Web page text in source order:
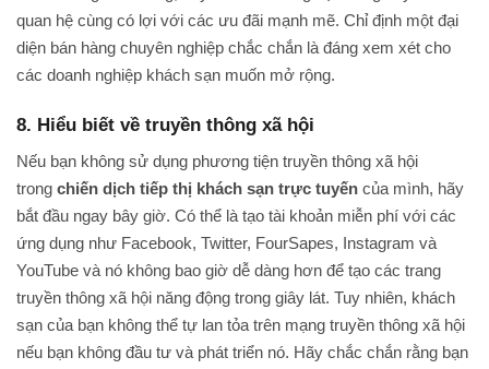
quan hệ cùng có lợi với các ưu đãi mạnh mẽ. Chỉ định một đại
diện bán hàng chuyên nghiệp chắc chắn là đáng xem xét cho
các doanh nghiệp khách sạn muốn mở rộng.
8. Hiểu biết về truyền thông xã hội
Nếu bạn không sử dụng phương tiện truyền thông xã hội
trong chiến dịch tiếp thị khách sạn trực tuyến của mình, hãy
bắt đầu ngay bây giờ. Có thể là tạo tài khoản miễn phí với các
ứng dụng như Facebook, Twitter, FourSapes, Instagram và
YouTube và nó không bao giờ dễ dàng hơn để tạo các trang
truyền thông xã hội năng động trong giây lát. Tuy nhiên, khách
sạn của bạn không thể tự lan tỏa trên mạng truyền thông xã hội
nếu bạn không đầu tư và phát triển nó. Hãy chắc chắn rằng bạn